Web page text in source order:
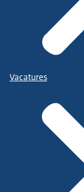
Vacatures